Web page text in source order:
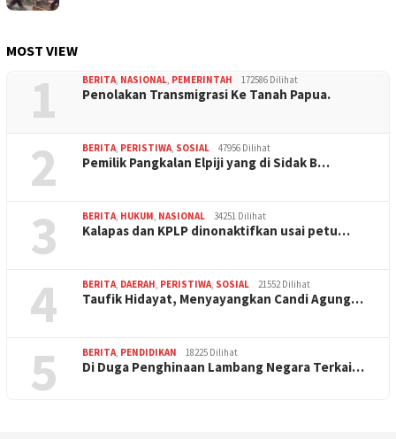
MOST VIEW
1 BERITA, NASIONAL, PEMERINTAH 172586 Dilihat
Penolakan Transmigrasi Ke Tanah Papua.
2 BERITA, PERISTIWA, SOSIAL 47956 Dilihat
Pemilik Pangkalan Elpiji yang di Sidak B…
3 BERITA, HUKUM, NASIONAL 34251 Dilihat
Kalapas dan KPLP dinonaktifkan usai petu…
4 BERITA, DAERAH, PERISTIWA, SOSIAL 21552 Dilihat
Taufik Hidayat, Menyayangkan Candi Agung…
5 BERITA, PENDIDIKAN 18225 Dilihat
Di Duga Penghinaan Lambang Negara Terkai…